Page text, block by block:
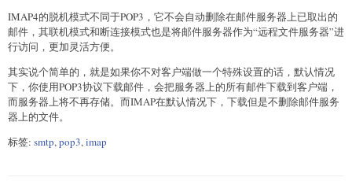
IMAP4的脱机模式不同于POP3，它不会自动删除在邮件服务器上已取出的
邮件，其联机模式和断连接模式也是将邮件服务器作为“远程文件服务器”进
行访问，更加灵活方便。
其实说个简单的，就是如果你不对客户端做一个特殊设置的话，默认情况
下，你使用POP3协议下载邮件，会把服务器上的所有邮件下载到客户端，
而服务器上将不再存储。而IMAP在默认情况下，下载但是不删除邮件服务
器上的文件。
标签: smtp,pop3,imap